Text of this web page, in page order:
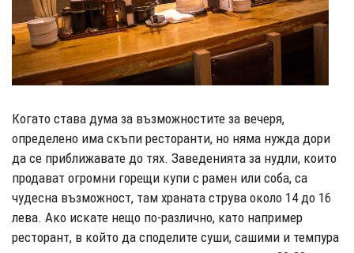
Когато става дума за възможностите за вечеря,
определено има скъпи ресторанти, но няма нужда дори
да се приближавате до тях. Заведенията за нудли, които
продават огромни горещи купи с рамен или соба, са
чудесна възможност, там храната струва около 14 до 16
лева. Ако искате нещо по-различно, като например
ресторант, в който да споделите суши, сашими и темпура